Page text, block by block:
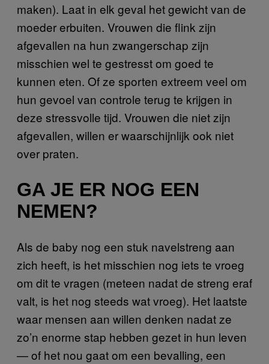
maken). Laat in elk geval het gewicht van de
moeder erbuiten. Vrouwen die flink zijn
afgevallen na hun zwangerschap zijn
misschien wel te gestresst om goed te
kunnen eten. Of ze sporten extreem veel om
hun gevoel van controle terug te krijgen in
deze stressvolle tijd. Vrouwen die niet zijn
afgevallen, willen er waarschijnlijk ook niet
over praten.
GA JE ER NOG EEN
NEMEN?
Als de baby nog een stuk navelstreng aan
zich heeft, is het misschien nog iets te vroeg
om dit te vragen (meteen nadat de streng eraf
valt, is het nog steeds wat vroeg). Het laatste
waar mensen aan willen denken nadat ze
zo’n enorme stap hebben gezet in hun leven
— of het nou gaat om een bevalling, een